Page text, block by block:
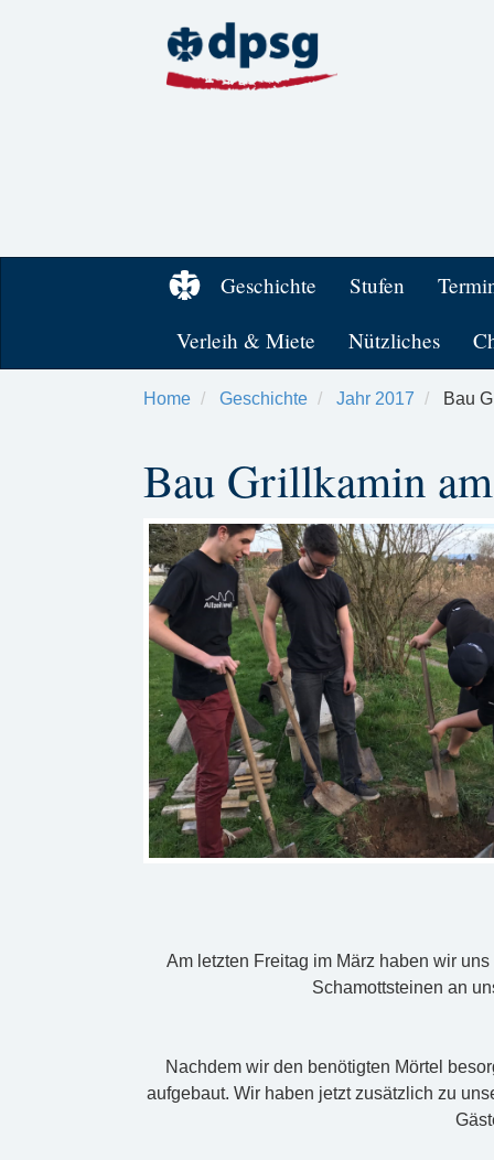
Geschichte Stufen
Verleih & Miete
Nützliches
Home Geschichte Jahr 2017 Bau
Bau Grillkamin
Am letzten Freitag im März haben wir
Schamottsteinen an
Nachdem wir den benötigten Mörtel
aufgebaut. Wir haben jetzt zusätzlich zu